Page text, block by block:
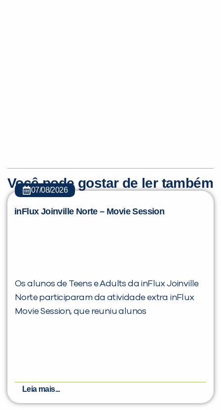
Você pode gostar de ler também
07/08/2026
inFlux Joinville Norte – Movie Session
Os alunos de Teens e Adults da inFlux Joinville
Norte participaram da atividade extra inFlux
Movie Session, que reuniu alunos
Leia mais...